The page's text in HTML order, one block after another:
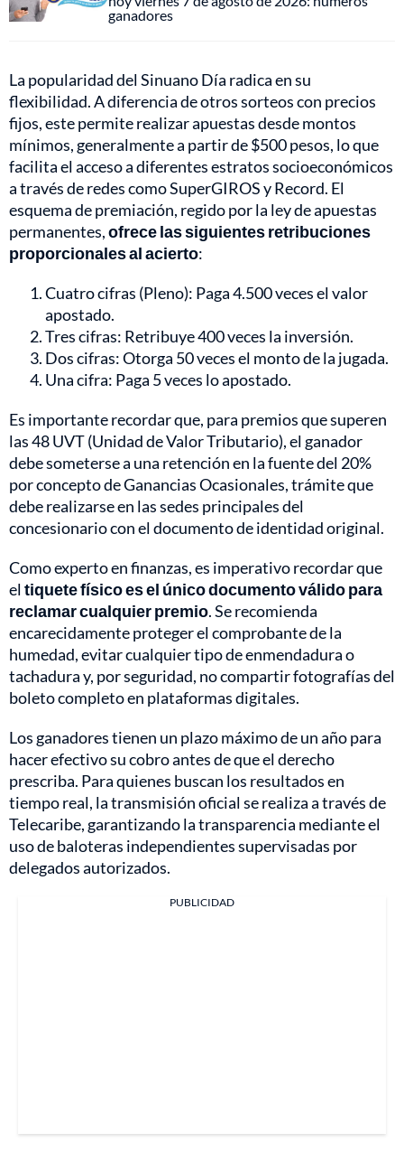
ganadores
La popularidad del Sinuano Día radica en su
flexibilidad. A diferencia de otros sorteos con precios
fijos, este permite realizar apuestas desde montos
mínimos, generalmente a partir de $500 pesos, lo que
facilita el acceso a diferentes estratos socioeconómicos
a través de redes como SuperGIROS y Record. El
esquema de premiación, regido por la ley de apuestas
permanentes,ofrece las siguientes retribuciones
proporcionales al acierto:
Cuatro cifras (Pleno): Paga 4.500 veces el valor
apostado.
Tres cifras: Retribuye 400 veces la inversión.
Dos cifras: Otorga 50 veces el monto de la jugada.
Una cifra: Paga 5 veces lo apostado.
Es importante recordar que, para premios que superen
las 48 UVT (Unidad de Valor Tributario), el ganador
debe someterse a una retención en la fuente del 20%
por concepto de Ganancias Ocasionales, trámite que
debe realizarse en las sedes principales del
concesionario con el documento de identidad original.
Como experto en finanzas, es imperativo recordar que
eltiquete físico es el único documento válido para
reclamar cualquier premio. Se recomienda
encarecidamente proteger el comprobante de la
humedad, evitar cualquier tipo de enmendadura o
tachadura y, por seguridad, no compartir fotografías del
boleto completo en plataformas digitales.
Los ganadores tienen un plazo máximo de un año para
hacer efectivo su cobro antes de que el derecho
prescriba. Para quienes buscan los resultados en
tiempo real, la transmisión oficial se realiza a través de
Telecaribe, garantizando la transparencia mediante el
uso de baloteras independientes supervisadas por
delegados autorizados.
PUBLICIDAD